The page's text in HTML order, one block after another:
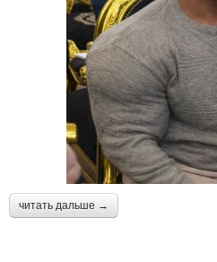
читать дальше →